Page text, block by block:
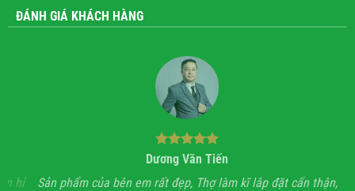
ĐÁNH GIÁ KHÁCH HÀNG
Dương Văn Tiến
Sản phẩm của bên em rất đẹp, Thợ làm kĩ lắp đặt cẩn thận,
hỉ